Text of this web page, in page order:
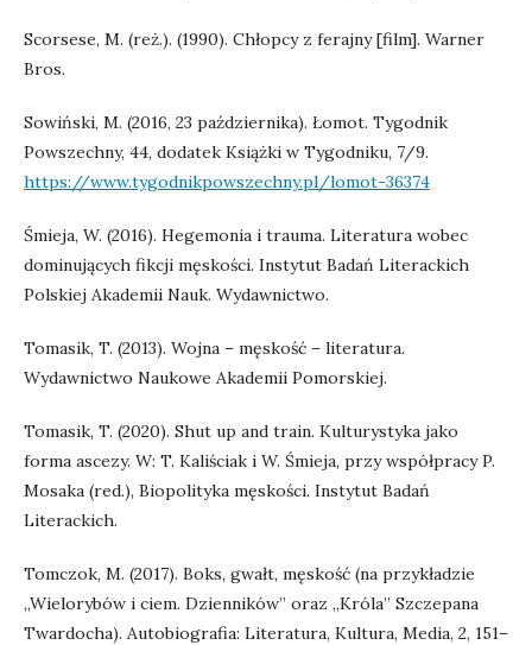
Scorsese, M. (reż.). (1990). Chłopcy z ferajny [film]. Warner
Bros.
Sowiński, M. (2016, 23 października). Łomot. Tygodnik
Powszechny, 44, dodatek Książki w Tygodniku, 7/9.
https://www.tygodnikpowszechny.pl/lomot-36374
Śmieja, W. (2016). Hegemonia i trauma. Literatura wobec
dominujących fikcji męskości. Instytut Badań Literackich
Polskiej Akademii Nauk. Wydawnictwo.
Tomasik, T. (2013). Wojna – męskość – literatura.
Wydawnictwo Naukowe Akademii Pomorskiej.
Tomasik, T. (2020). Shut up and train. Kulturystyka jako
forma ascezy. W: T. Kaliściak i W. Śmieja, przy współpracy P.
Mosaka (red.), Biopolityka męskości. Instytut Badań
Literackich.
Tomczok, M. (2017). Boks, gwałt, męskość (na przykładzie
„Wielorybów i ciem. Dzienników” oraz „Króla” Szczepana
Twardocha). Autobiografia: Literatura, Kultura, Media, 2, 151–